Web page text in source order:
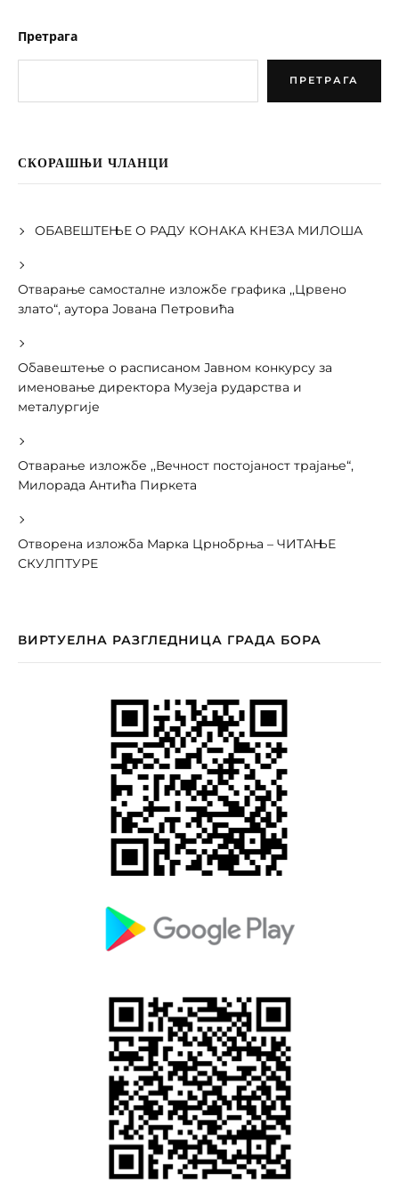
Претрага
ПРЕТРАГА
СКОРАШЊИ ЧЛАНЦИ
ОБАВЕШТЕЊЕ О РАДУ КОНАКА КНЕЗА МИЛОША
Отварање самосталне изложбе графика ,,Црвено
злато“, аутора Јована Петровића
Обавештење о расписаном Јавном конкурсу за
именовање директора Музеја рударства и
металургије
Отварање изложбе ,,Вечност постојаност трајање“,
Милорада Антића Пиркета
Отворена изложба Марка Црнобрња – ЧИТАЊЕ
СКУЛПТУРЕ
ВИРТУЕЛНА РАЗГЛЕДНИЦА ГРАДА БОРА